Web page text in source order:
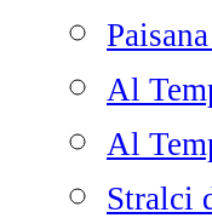
Al
Al
Stralci